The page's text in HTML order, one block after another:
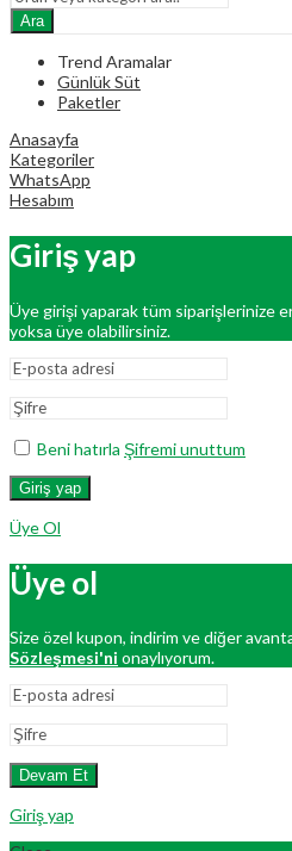
Ara
Trend Aramalar
Günlük Süt
Paketler
Anasayfa
Kategoriler
WhatsApp
Hesabım
Giriş yap
Üye girişi yaparak tüm siparişlerinize
yoksa üye olabilirsiniz.
Beni hatırla Şifremi unuttum
Giriş yap
Üye Ol
Üye ol
Size özel kupon, indirim ve diğer
Sözleşmesi'ni onaylıyorum.
Devam Et
Giriş yap